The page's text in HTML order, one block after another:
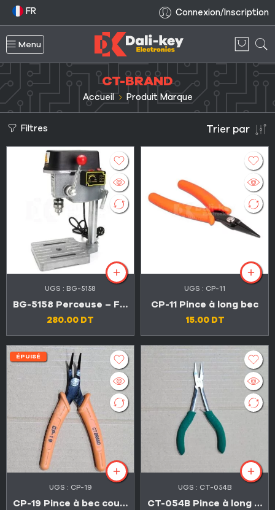
FR Connexion/Inscription
Menu
CT-BRAND
Accueil Produit Marque
Filtres Trier par
UGS : BG-5158
BG-5158 Perceuse – Fraiseuse 240 W 16000rpm
280.00 DT
UGS : CP-11
CP-11 Pince à long bec
15.00 DT
ÉPUISÉ
UGS : CP-19
CP-19 Pince à bec courbé 130mm
UGS : CT-054B
CT-054B Pince à long bec effilé